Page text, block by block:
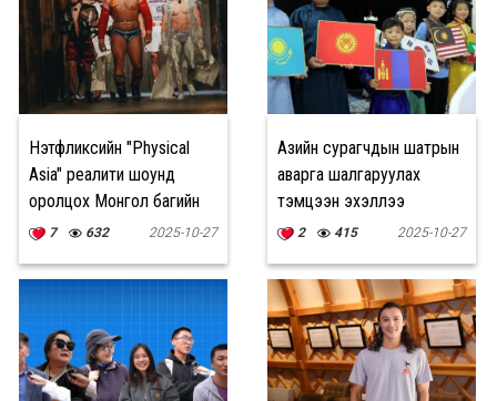
Нэтфликсийн "Physical
Asia" реалити шоунд
оролцох Монгол багийн
танилцуулга цацагдлаа
7 632 2025-10-27
Азийн сурагчдын шатрын
аварга шалгаруулах
тэмцээн эхэллээ
2 415 2025-10-27